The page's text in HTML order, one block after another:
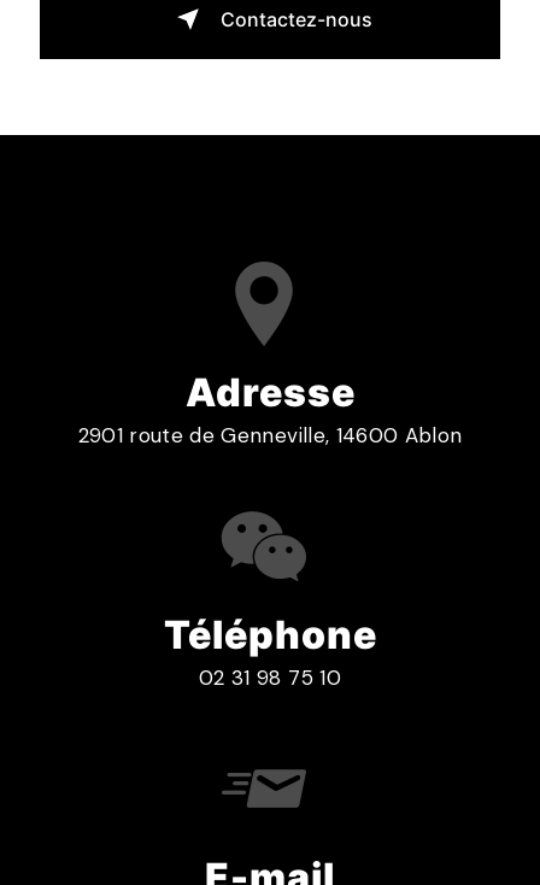
Contactez-nous
Adresse
2901 route de Genneville, 14600 Ablon
Téléphone
02 31 98 75 10